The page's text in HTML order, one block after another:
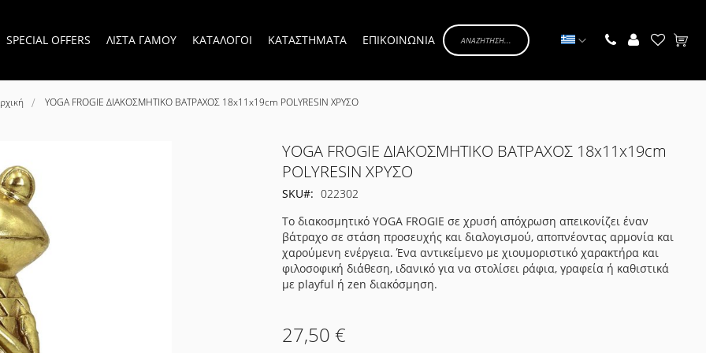
SPECIAL OFFERS ΛΙΣΤΑ ΓΑΜΟΥ ΚΑΤΑΛΟΓΟΙ ΚΑΤΑΣΤΗΜΑΤΑ ΕΠΙΚΟΙΝΩΝΙΑ
Γλώσσα
YOGA FROGIE ΔΙΑΚΟΣΜΗΤΙΚΟ ΒΑΤΡΑΧΟΣ 18x11x19cm POLYRESIN ΧΡΥΣΟ
YOGA FROGIE ΔΙΑΚΟΣΜΗΤΙΚΟ ΒΑΤΡΑΧΟΣ 18x11x19cm
POLYRESIN ΧΡΥΣΟ
SKU
022302
Το διακοσμητικό YOGA FROGIE σε χρυσή απόχρωση απεικονίζει έναν
βάτραχο σε στάση προσευχής και διαλογισμού, αποπνέοντας αρμονία και
χαρούμενη ενέργεια. Ένα αντικείμενο με χιουμοριστικό χαρακτήρα και
φιλοσοφική διάθεση, ιδανικό για να στολίσει ράφια, γραφεία ή καθιστικά
με playful ή zen διακόσμηση.
27,50 €